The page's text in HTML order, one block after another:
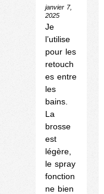
janvier 7,
2025
Je
l’utilise
pour les
retouch
es entre
les
bains.
La
brosse
est
légère,
le spray
fonction
ne bien